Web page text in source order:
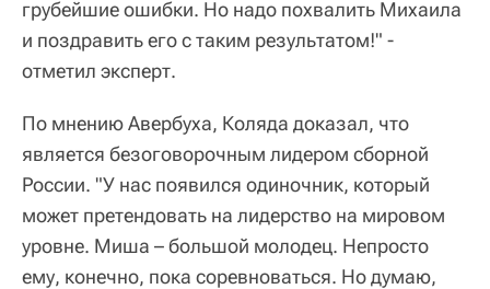
грубейшие ошибки. Но надо похвалить Михаила
и поздравить его с таким результатом!" -
отметил эксперт.
По мнению Авербуха, Коляда доказал, что
является безоговорочным лидером сборной
России. "У нас появился одиночник, который
может претендовать на лидерство на мировом
уровне. Миша – большой молодец. Непросто
ему, конечно, пока соревноваться. Но думаю,